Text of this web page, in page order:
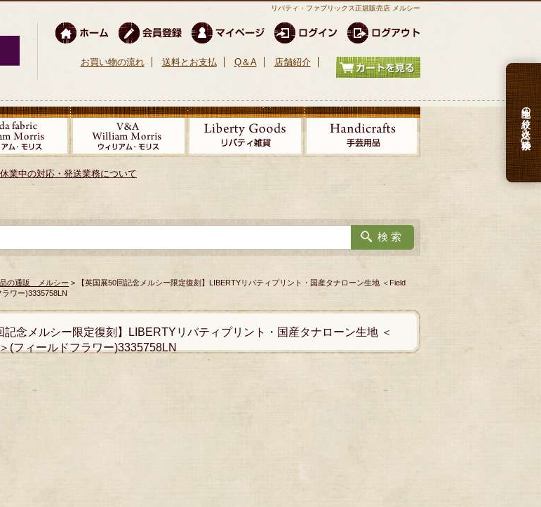
リバティ・ファブリックス正規販売店 メルシー
お買い物の流れ 送料とお支払 Q＆A 店舗紹介
業中の対応・発送業務について
生地の絞り込み検索
の通販 メルシー > 【英国展50回記念メルシー限定復刻】LIBERTYリバティプリント・国産タナローン生地 ＜Field
ワー)3335758LN
記念メルシー限定復刻】LIBERTYリバティプリント・国産タナローン生地 ＜
(フィールドフラワー)3335758LN